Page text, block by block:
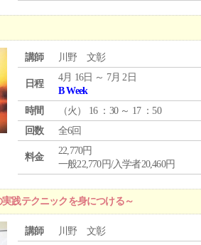
講師 川野 文彰
日程
4月 16日 ～ 7月 2日
B Week
時間
（火 ） 16 ：30 ～ 17 ：50
回数
全6回
料金
22,770円
一般22,770円/入学者20,460円
践テクニックを身につける～
講師 川野 文彰